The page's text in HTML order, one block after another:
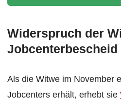
Widerspruch der
Jobcenterbescheid
Als die Witwe im November
Jobcenters erhält, erhebt sie